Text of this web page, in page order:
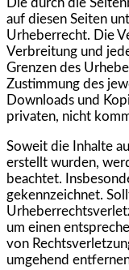
Die durch die
auf diesen Seiten
Urheberrecht. Die
Verbreitung und
Grenzen des
Zustimmung des
Downloads und
privaten, nicht
Soweit die Inhalte
erstellt wurden,
beachtet.
gekennzeichnet.
um einen
von
umgehend